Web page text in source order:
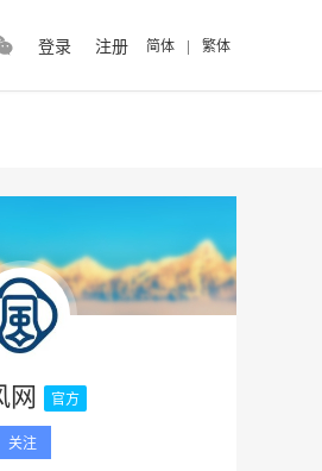
登录 注册 简体 | 繁体
网 官方
关注